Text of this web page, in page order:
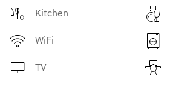
Kitchen
WiFi
TV